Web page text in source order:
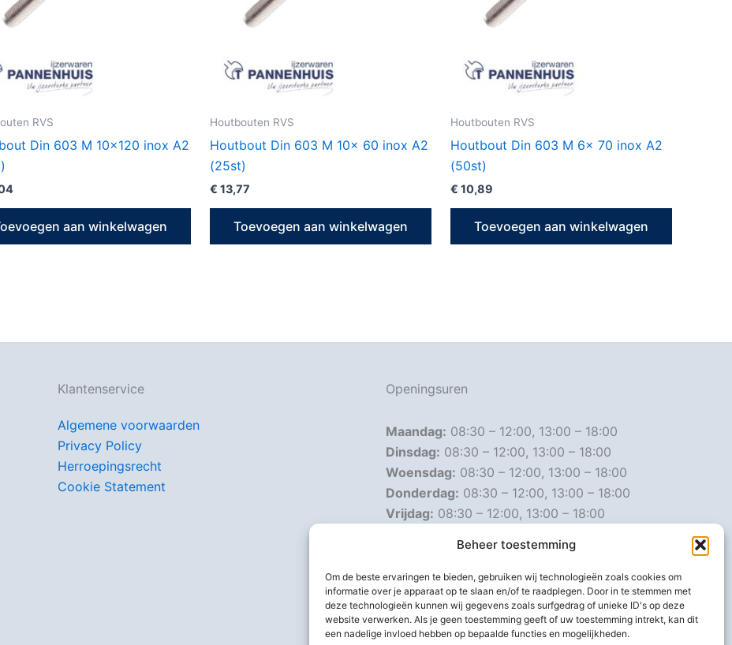
Beheer toestemming
Om de beste ervaringen te bieden, gebruiken wij technologieën zoals cookies om
informatie over je apparaat op te slaan en/of te raadplegen. Door in te stemmen met
deze technologieën kunnen wij gegevens zoals surfgedrag of unieke ID's op deze
website verwerken. Als je geen toestemming geeft of uw toestemming intrekt, kan dit
een nadelige invloed hebben op bepaalde functies en mogelijkheden.
RVS
Din 603 M 10×120 inox A2
aan winkelwagen
Houtbouten RVS
Houtbout Din 603 M 10x 60 inox A2
(25st)
€ 13,77
Toevoegen aan winkelwagen
Houtbouten RVS
Houtbout Din 603 M 6x 70 inox A2
(50st)
€ 10,89
Toevoegen aan winkelwagen
Klantenservice
Algemene voorwaarden
Privacy Policy
Herroepingsrecht
Cookie Statement
Openingsuren
Maandag: 08:30 – 12:00, 13:00 – 18:00
Dinsdag: 08:30 – 12:00, 13:00 – 18:00
Woensdag: 08:30 – 12:00, 13:00 – 18:00
Donderdag: 08:30 – 12:00, 13:00 – 18:00
Vrijdag: 08:30 – 12:00, 13:00 – 18:00
Gesloten
Afwijkende openingsuren